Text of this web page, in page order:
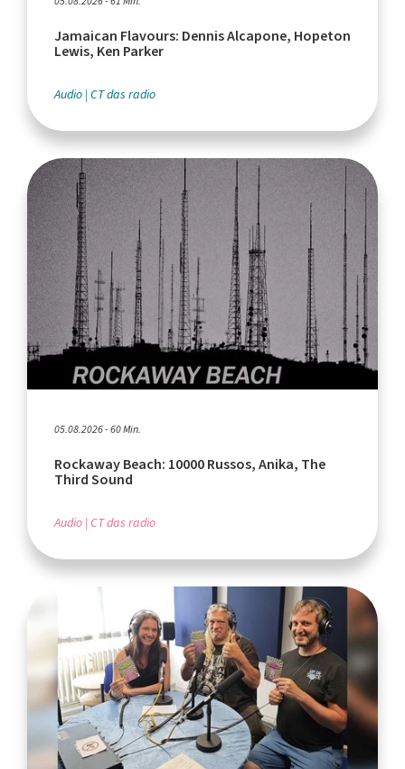
Jamaican Flavours: Dennis Alcapone, Hopeton
Lewis, Ken Parker
Audio CT das radio
05.08.2026 - 60 Min.
Rockaway Beach: 10000 Russos, Anika, The
Third Sound
Audio CT das radio